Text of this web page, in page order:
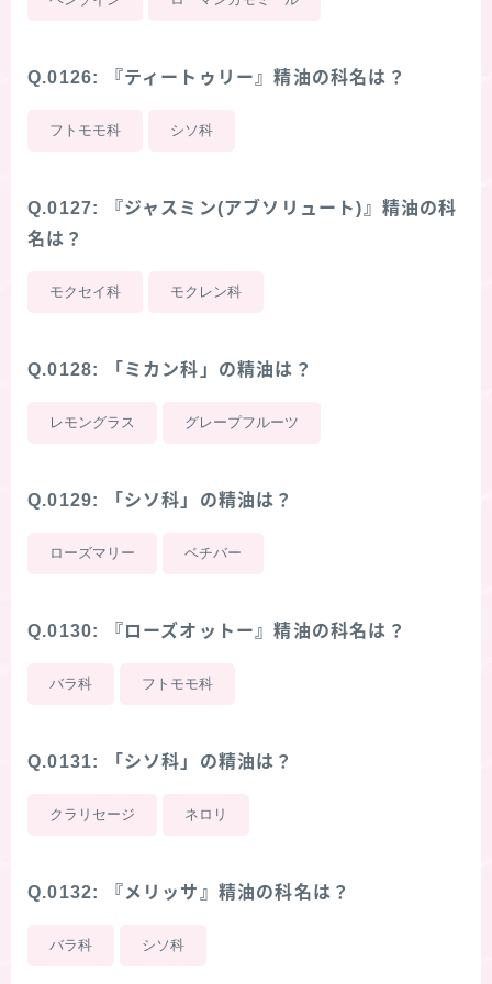
Q.0126: 『ティートゥリー』精油の科名は？
フトモモ科 シソ科
Q.0127: 『ジャスミン(アブソリュート)』精油の科
名は？
モクセイ科 モクレン科
Q.0128: 「ミカン科」の精油は？
レモングラス グレープフルーツ
Q.0129: 「シソ科」の精油は？
ローズマリー ベチバー
Q.0130: 『ローズオットー』精油の科名は？
バラ科 フトモモ科
Q.0131: 「シソ科」の精油は？
クラリセージ ネロリ
Q.0132: 『メリッサ』精油の科名は？
バラ科 シソ科